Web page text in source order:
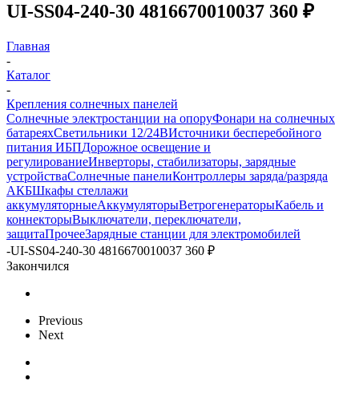
UI-SS04-240-30 4816670010037 360 ₽
Главная
-
Каталог
-
Крепления солнечных панелей
Солнечные электростанции на опоруФонари на солнечных
батареяхСветильники 12/24ВИсточники бесперебойного
питания ИБПДорожное освещение и
регулированиеИнверторы, стабилизаторы, зарядные
устройстваСолнечные панелиКонтроллеры заряда/разряда
АКБШкафы стеллажи
аккумуляторныеАккумуляторыВетрогенераторыКабель и
коннекторыВыключатели, переключатели,
защитаПрочееЗарядные станции для электромобилей
-UI-SS04-240-30 4816670010037 360 ₽
Закончился
Previous
Next